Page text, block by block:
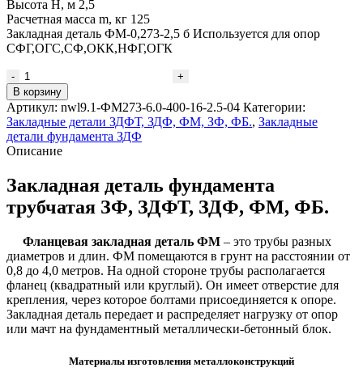
Высота H, м 2,5
Расчетная масса m, кг 125
Закладная деталь ФМ-0,273-2,5 б Используется для опор
СФГ,ОГС,СФ,ОКК,НФГ,ОГК
Количество
товара
Закладная
деталь
ФМ-0,273-
2,5-
В корзину
Артикул: nwl9.1-ФМ273-6.0-400-16-2.5-04 Категории:
Закладные детали ЗДФТ, ЗДФ, ФМ, ЗФ, ФБ., Закладные
детали фундамента ЗДФ
Описание
Закладная деталь фундамента
трубчатая ЗФ, ЗДФТ, ЗДФ, ФМ, ФБ.
Фланцевая закладная деталь ФМ – это трубы разных
диаметров и длин. ФМ помещаются в грунт на расстоянии от
0,8 до 4,0 метров. На одной стороне трубы располагается
фланец (квадратный или круглый). Он имеет отверстие для
крепления, через которое болтами присоединяется к опоре.
Закладная деталь передает и распределяет нагрузку от опор
или мачт на фундаментный металлически-бетонный блок.
Материалы изготовления металлоконструкций